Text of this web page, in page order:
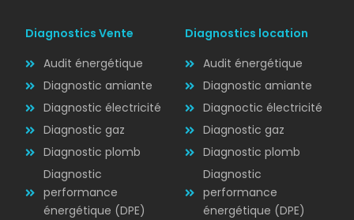
Diagnostic
ÉLECTRICITÉ
Diagnostics Vente
Audit énergétique
Diagnostic amiante
Diagnostic électricité
Diagnostic gaz
Diagnostic plomb
Diagnostic
performance
énergétique (DPE)
Diagnostics location
Audit énergétique
Diagnostic amiante
Diagnoctic électricité
Diagnostic gaz
Diagnostic plomb
Diagnostic
performance
énergétique (DPE)